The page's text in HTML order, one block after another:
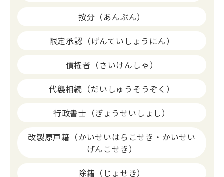
按分（あんぶん）
限定承認（げんていしょうにん）
債権者（さいけんしゃ）
代襲相続（だいしゅうそうぞく）
行政書士（ぎょうせいしょし）
改製原戸籍（かいせいはらこせき・かいせい
げんこせき）
除籍（じょせき）